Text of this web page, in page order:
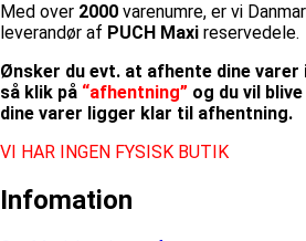
Med over 2000 varenumre, er vi
leverandør af PUCH Maxi reservedele.
Ønsker du evt. at afhente dine
så klik på “afhentning” og du vil
dine varer ligger klar til afhentning.
VI HAR INGEN FYSISK BUTIK
Infomation